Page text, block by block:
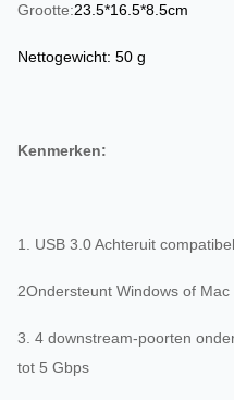
Grootte:23.5*16.5*8.5cm
Nettogewicht: 50 g
Kenmerken:
1. USB 3.0 Achteruit
2Ondersteunt Windows of
3. 4 downstream-poorten
tot 5 Gbps